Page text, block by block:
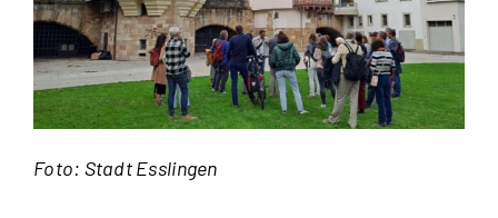
Foto: Stadt Esslingen